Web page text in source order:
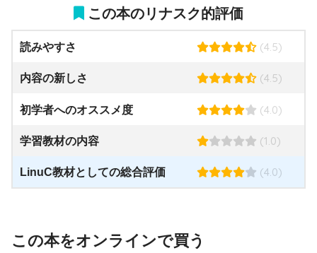
この本のリナスク的評価
読みやすさ (4.5)
内容の新しさ (4.5)
初学者へのオススメ度 (4.0)
学習教材の内容 (1.0)
LinuC教材としての総合評価 (4.0)
この本をオンラインで買う